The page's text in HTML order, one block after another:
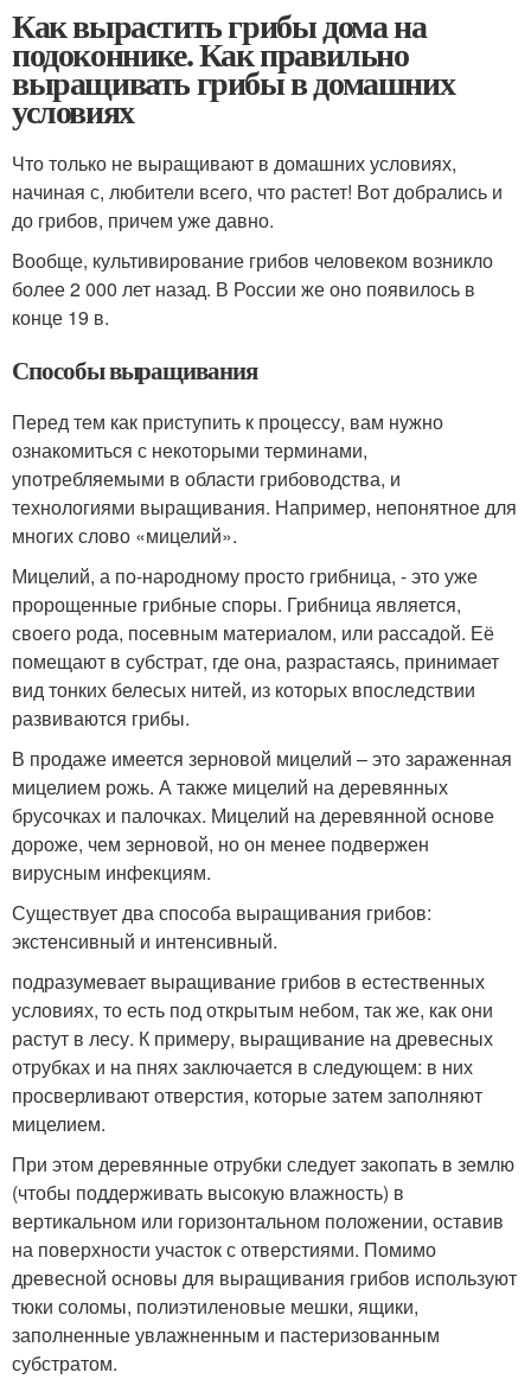
Как вырастить грибы дома на
подоконнике. Как правильно
выращивать грибы в домашних
условиях
Что только не выращивают в домашних условиях,
начиная с, любители всего, что растет! Вот добрались и
до грибов, причем уже давно.
Вообще, культивирование грибов человеком возникло
более 2 000 лет назад. В России же оно появилось в
конце 19 в.
Способы выращивания
Перед тем как приступить к процессу, вам нужно
ознакомиться с некоторыми терминами,
употребляемыми в области грибоводства, и
технологиями выращивания. Например, непонятное для
многих слово «мицелий».
Мицелий, а по-народному просто грибница, - это уже
пророщенные грибные споры. Грибница является,
своего рода, посевным материалом, или рассадой. Её
помещают в субстрат, где она, разрастаясь, принимает
вид тонких белесых нитей, из которых впоследствии
развиваются грибы.
В продаже имеется зерновой мицелий – это зараженная
мицелием рожь. А также мицелий на деревянных
брусочках и палочках. Мицелий на деревянной основе
дороже, чем зерновой, но он менее подвержен
вирусным инфекциям.
Существует два способа выращивания грибов:
экстенсивный и интенсивный.
подразумевает выращивание грибов в естественных
условиях, то есть под открытым небом, так же, как они
растут в лесу. К примеру, выращивание на древесных
отрубках и на пнях заключается в следующем: в них
просверливают отверстия, которые затем заполняют
мицелием.
При этом деревянные отрубки следует закопать в землю
(чтобы поддерживать высокую влажность) в
вертикальном или горизонтальном положении, оставив
на поверхности участок с отверстиями. Помимо
древесной основы для выращивания грибов используют
тюки соломы, полиэтиленовые мешки, ящики,
заполненные увлажненным и пастеризованным
субстратом.